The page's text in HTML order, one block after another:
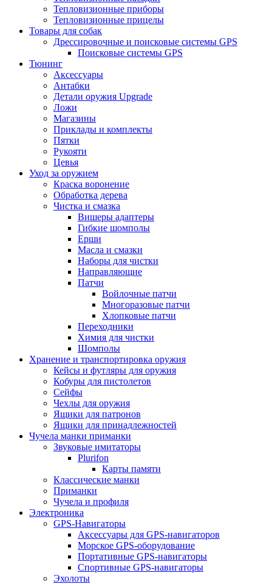
Тепловизионные приборы
Тепловизионные прицелы
Товары для собак
Дрессировочные и поисковые системы GPS
Поисковые системы GPS
Тюнинг
Аксессуары
Антабки
Детали оружия Upgrade
Ложи
Магазины
Приклады и комплекты
Пятки
Рукояти
Цевья
Уход за оружием
Краска воронение
Обработка дерева
Чистка и смазка
Вишеры адаптеры
Гибкие шомполы
Ерши
Масла и смазки
Наборы для чистки
Направляющие
Патчи
Войлочные патчи
Многоразовые патчи
Хлопковые патчи
Переходники
Химия для чистки
Шомполы
Хранение и транспортировка оружия
Кейсы и футляры для оружия
Кобуры для пистолетов
Сейфы
Чехлы для оружия
Ящики для патронов
Ящики для принадлежностей
Чучела манки приманки
Звуковые имитаторы
Plurifon
Карты памяти
Классические манки
Приманки
Чучела и профиля
Электроника
GPS-Навигаторы
Аксессуары для GPS-навигаторов
Морское GPS-оборудование
Портативные GPS-навигаторы
Спортивные GPS-навигаторы
Эхолоты